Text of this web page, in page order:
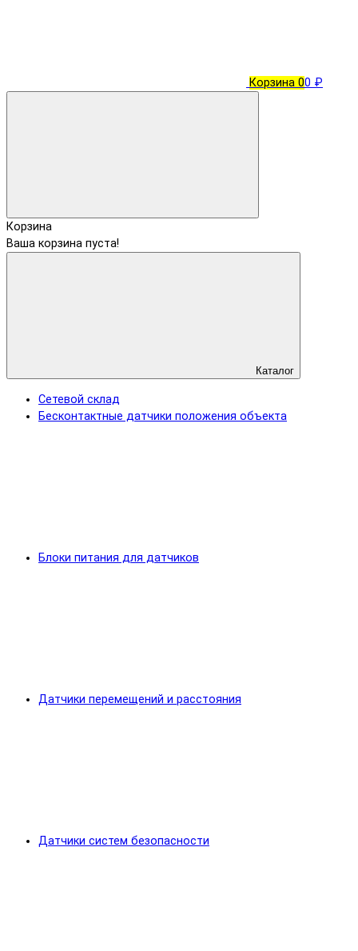
Корзина 00 ₽
Корзина
Ваша корзина пуста!
Каталог
Сетевой склад
Бесконтактные датчики положения объекта
Блоки питания для датчиков
Датчики перемещений и расстояния
Датчики систем безопасности